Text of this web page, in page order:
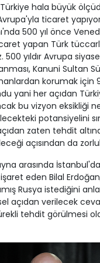
hala büyük
ticaret
500 yıl önce
yapan Türk
500 yıldır Avrupa
Kanuni Sultan
korumak
yani her açıdan
bu vizyon eksikliği
potansiyelini
zaten tehdit
açısından da
arasında
eden Bilal
Rusya istediğini
açıdan verilecek
tehdit görülmesi